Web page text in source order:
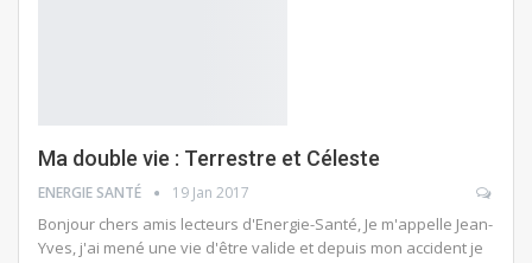
Ma double vie : Terrestre et Céleste
ENERGIE SANTÉ 19 Jan 2017
Bonjour chers amis lecteurs d'Energie-Santé, Je m'appelle Jean-
Yves, j'ai mené une vie d'être valide et depuis mon accident je